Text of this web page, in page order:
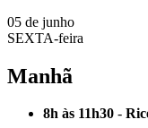
05 de junho
SEXTA-feira
Manhã
8h às 11h30 -